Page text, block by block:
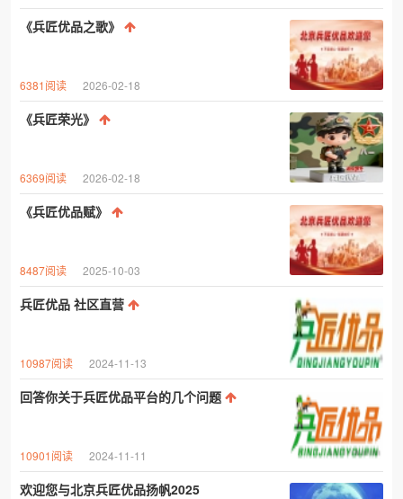
《兵匠优品之歌》
6381阅读 2026-02-18
《兵匠荣光》
6369阅读 2026-02-18
《兵匠优品赋》
8487阅读 2025-10-03
兵匠优品 社区直营
10987阅读 2024-11-13
回答你关于兵匠优品平台的几个问题
10901阅读 2024-11-11
欢迎您与北京兵匠优品扬帆2025